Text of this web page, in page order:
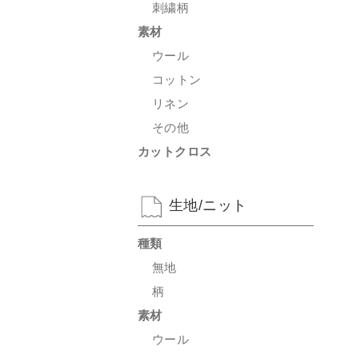
刺繍柄
素材
ウール
コットン
リネン
その他
カットクロス
生地/ニット
種類
無地
柄
素材
ウール